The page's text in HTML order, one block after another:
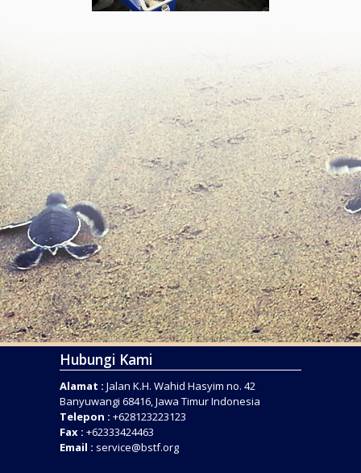
Hubungi Kami
Alamat : Jalan K.H. Wahid Hasyim no. 42
Banyuwangi 68416, Jawa Timur Indonesia
Telepon : +628123223123
Fax : +62333424463
Email : service@bstf.org